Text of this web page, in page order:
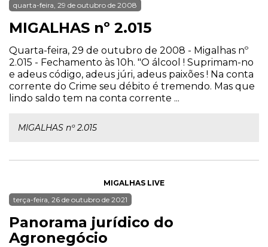
quarta-feira, 29 de outubro de 2008
MIGALHAS nº 2.015
Quarta-feira, 29 de outubro de 2008 - Migalhas nº
2.015 - Fechamento às 10h. "O álcool ! Suprimam-no
e adeus código, adeus júri, adeus paixões ! Na conta
corrente do Crime seu débito é tremendo. Mas que
lindo saldo tem na conta corrente ...
MIGALHAS nº 2.015
MIGALHAS LIVE
terça-feira, 26 de outubro de 2021
Panorama jurídico do
Agronegócio